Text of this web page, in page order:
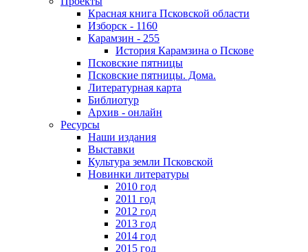
Красная книга Псковской области
Изборск - 1160
Карамзин - 255
История Карамзина о Пскове
Псковские пятницы
Псковские пятницы. Дома.
Литературная карта
Библиотур
Архив - онлайн
Ресурсы
Наши издания
Выставки
Культура земли Псковской
Новинки литературы
2010 год
2011 год
2012 год
2013 год
2014 год
2015 год